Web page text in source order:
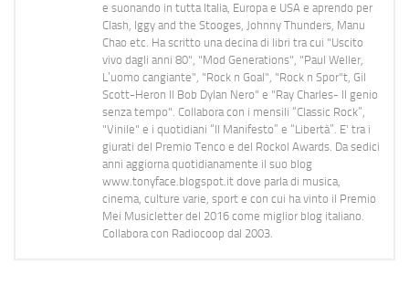
e suonando in tutta Italia, Europa e USA e aprendo per
Clash, Iggy and the Stooges, Johnny Thunders, Manu
Chao etc. Ha scritto una decina di libri tra cui "Uscito
vivo dagli anni 80", "Mod Generations", "Paul Weller,
L’uomo cangiante", "Rock n Goal", "Rock n Spor"t, Gil
Scott-Heron Il Bob Dylan Nero" e "Ray Charles- Il genio
senza tempo". Collabora con i mensili “Classic Rock”,
"Vinile" e i quotidiani “Il Manifesto” e “Libertà”. E' tra i
giurati del Premio Tenco e del Rockol Awards. Da sedici
anni aggiorna quotidianamente il suo blog
www.tonyface.blogspot.it dove parla di musica,
cinema, culture varie, sport e con cui ha vinto il Premio
Mei Musicletter del 2016 come miglior blog italiano.
Collabora con Radiocoop dal 2003.